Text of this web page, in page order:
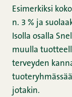
Esimerkiksi
n. 3 % ja
Isolla osalla
muulla
terveyden
jotakin.